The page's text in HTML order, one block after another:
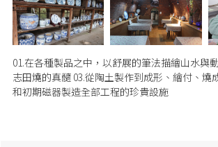
01.在各種製品之中，以舒展的筆法描繪山水與
志田燒的真髓 03.從陶土製作到成形、繪付、燒
和初期磁器製造全部工程的珍貴設施